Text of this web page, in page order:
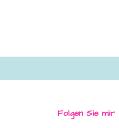
Folgen Sie mir